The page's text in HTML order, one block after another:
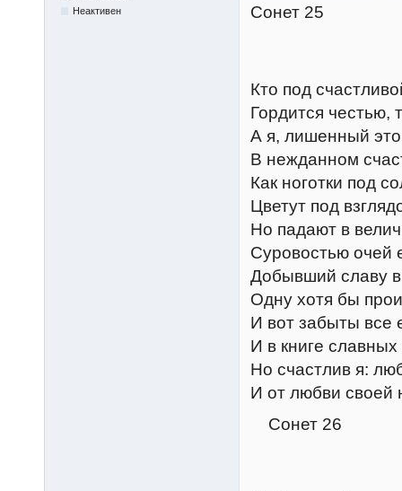
Неактивен Сонет 25
Кто под
Гордится честью,
А я, лишенный
В нежданном
Как ноготки под
Цветут под
Но падают в
Суровостью очей
Добывший славу в
Одну хотя бы
И вот забыты все
И в книге
Но счастлив я:
И от любви своей
Сонет 26